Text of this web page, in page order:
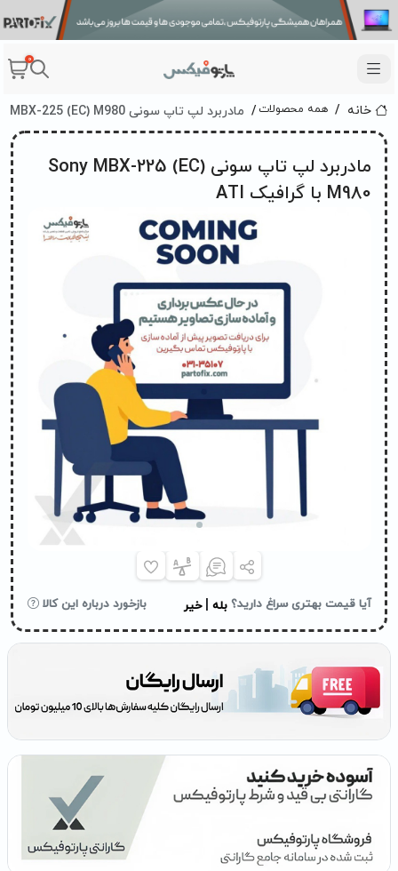
0
خانه همه محصولات مادربرد لپ تاپ سونی Sony MBX-225 (EC) M980 با گرافیک ATI
مادربرد لپ تاپ سونی Sony MBX-225 (EC)
M980 با گرافیک ATI
آیا قیمت بهتری سراغ دارید؟ بله خیر بازخورد درباره این کالا